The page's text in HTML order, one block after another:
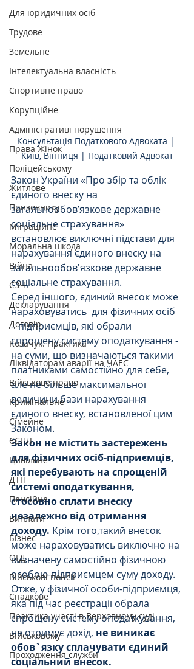
Для юридичних осіб
Трудове
Земельне
Інтелектуальна власність
Спортивне право
Корупційне
Адміністративі порушення
Права Жінок
Поліцейському
Житлове
Призовнику
Міграційне
Моральна шкода
Війна
СЗЧ
Декларування
Договір
Козачук. Практика
Ліквідаторам аварії на ЧАЕС
Військове право
Кримінальне
Сімейне
ЄСПЛ
Цивільне
ДТП
Пенсійне
Виплати
Бізнес
ОГД
Військові пенсії
Спадкове
Практика участі в Верховному суді
Військовому
Проходження служби
Консультація Податкового Адвоката |
Київ, Вінниця | Податковий Адвокат
Закон України «Про збір та облік
єдиного внеску на
загальнообов’язкове державне
соціальне страхування»
встановлює виключні підстави для
нарахування єдиного внеску на
загальнообов'язкове державне
соціальне страхування.
Серед іншого, єдиний внесок може
нараховуватись  для фізичних осіб
– підприємців, які обрали
спрощену систему оподаткування -
на суми, що визначаються такими
платниками самостійно для себе,
але не більше максимальної
величини бази нарахування
єдиного внеску, встановленої цим
Законом.
Закон не містить застережень
для фізичних осіб-підприємців,
які перебувають на спрощеній
системі оподаткування,
стосовно сплати внеску
незалежно від отримання
доходу. Крім того,такий внесок
може нараховуватись виключно на
визначену самостійно фізичною
особою-підприємцем суму доходу.
Отже, у фізичної особи-підприємця,
яка під час реєстрації обрала
спрощену систему оподаткування,
не отримує дохід, не виникає
обов`язку сплачувати єдиний
соціальний внесок.